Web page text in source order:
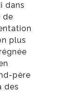
dans
de
plus
père
des